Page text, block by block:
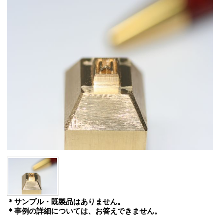
＊サンプル・既製品はありません。
＊事例の詳細については、お答えできません。